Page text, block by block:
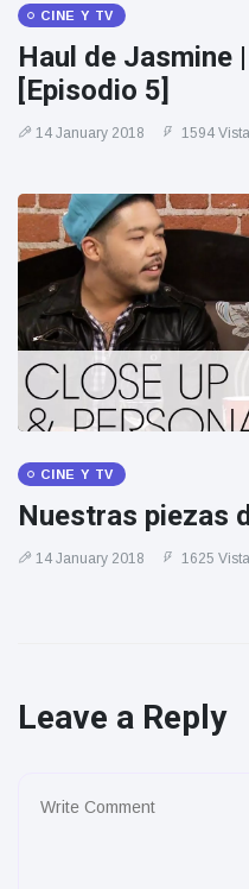
CINE Y TV
Haul de Jasmine
[Episodio 5]
14 January 2018 1594
CINE Y TV
Nuestras piezas
14 January 2018 1625
Leave a Reply